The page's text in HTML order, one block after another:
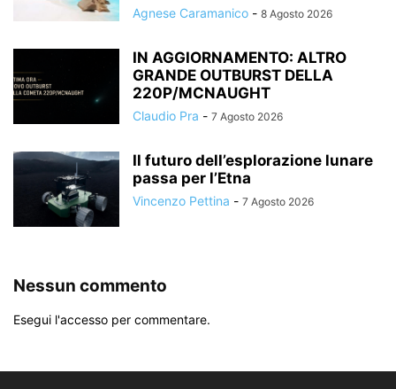
Agnese Caramanico - 8 Agosto 2026
IN AGGIORNAMENTO: ALTRO
GRANDE OUTBURST DELLA
220P/MCNAUGHT
Claudio Pra - 7 Agosto 2026
Il futuro dell’esplorazione lunare
passa per l’Etna
Vincenzo Pettina - 7 Agosto 2026
Nessun commento
Esegui l'accesso per commentare.